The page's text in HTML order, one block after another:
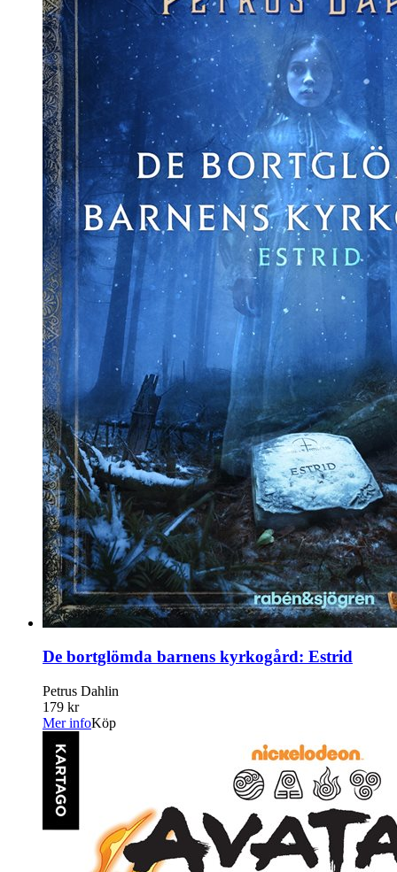
De bortglömda barnens kyrkogård: Estrid
Petrus Dahlin
179 kr
Mer infoKöp